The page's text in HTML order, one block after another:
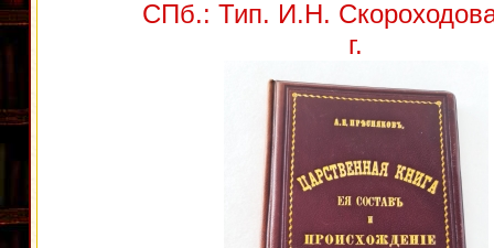
СПб.: Тип. И.Н.
г.